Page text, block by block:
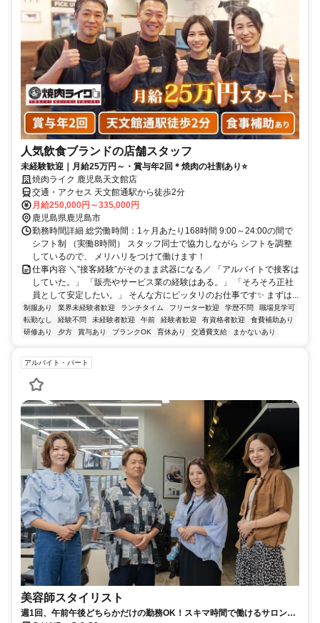
人気飲食ブランドの店舗スタッフ
未経験歓迎｜月給25万円～・賞与年2回＊焼肉の社割あり⭐
焼肉ライク 鹿児島天文館店
交通・アクセス 天文館通駅から徒歩2分
月給250,000円～335,000円
鹿児島県鹿児島市
勤務時間詳細 総労働時間：1ヶ月あたり168時間 9:00～24:00の間で
シフト制 （実働8時間） スタッフ同士で協力しながら シフトを調整
しているので、 メリハリをつけて働けます！
仕事内容 ＼”接客経験”がそのまま武器になる／ 「アルバイトで接客は
していた。」 「販売やサービス業の経験はある。」 「そろそろ正社
員として安定したい。」 そんな方にピッタリのお仕事です✨ まずは...
制服あり 業界未経験者歓迎 ランチタイム フリーター歓迎 学歴不問
職場見学可
転勤なし
経験不問 未経験者歓迎 午前 経験者歓迎 有資格者歓迎
食費補助あり
研修あり
夕方 賞与あり ブランクOK 育休あり 交通費支給 まかないあり
アルバイト・パート
美容師スタイリスト
週1回、午前午後どちらかだけの勤務OK！スキマ時間で働けるサロンで